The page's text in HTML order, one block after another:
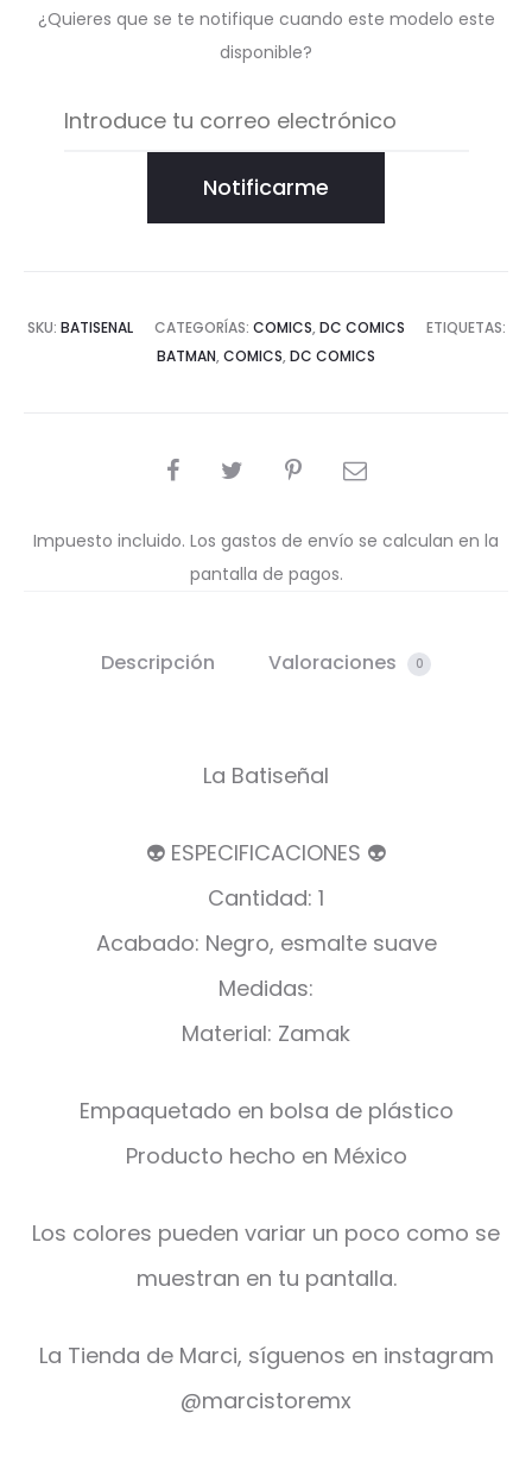
¿Quieres que se te notifique cuando este modelo este
disponible?
Notificarme
SKU: BATISENAL CATEGORÍAS: COMICS, DC COMICS
ETIQUETAS:
BATMAN, COMICS, DC COMICS
COMPARTIR
Impuesto incluido. Los gastos de envío se calculan en la
pantalla de pagos.
Descripción Valoraciones 0
La Batiseñal
👽 ESPECIFICACIONES 👽
Cantidad: 1
Acabado: Negro, esmalte suave
Medidas:
Material: Zamak
Empaquetado en bolsa de plástico
Producto hecho en México
Los colores pueden variar un poco como se
muestran en tu pantalla.
La Tienda de Marci, síguenos en instagram
@marcistoremx